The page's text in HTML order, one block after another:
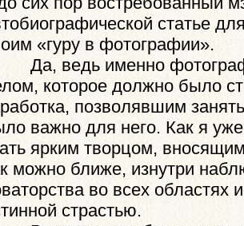
статье
«гуру в фотографии».
ведь именно
которое должно было
позволявшим
важно для него. Как я
ярким творцом,
можно ближе, изнутри
во всех областях
страстью.